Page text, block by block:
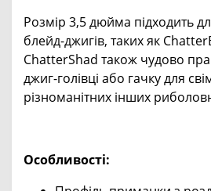
Розмір 3,5 дюйма підходить
блейд-джигів, таких як
ChatterShad також чудово
джиг-голівці або гачку для
різноманітних інших
Особливості: